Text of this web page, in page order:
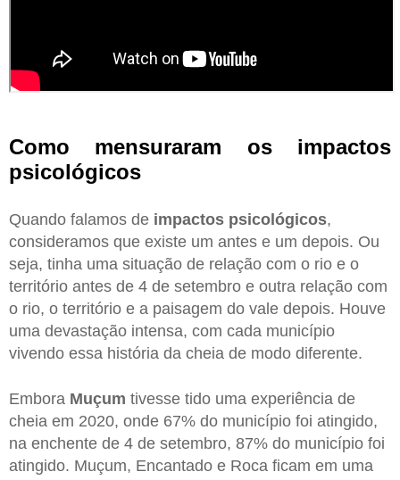
Como mensuraram os impactos
psicológicos
Quando falamos de impactos psicológicos,
consideramos que existe um antes e um depois. Ou
seja, tinha uma situação de relação com o rio e o
território antes de 4 de setembro e outra relação com
o rio, o território e a paisagem do vale depois. Houve
uma devastação intensa, com cada município
vivendo essa história da cheia de modo diferente.
Embora Muçum tivesse tido uma experiência de
cheia em 2020, onde 67% do município foi atingido,
na enchente de 4 de setembro, 87% do município foi
atingido. Muçum, Encantado e Roca ficam em uma